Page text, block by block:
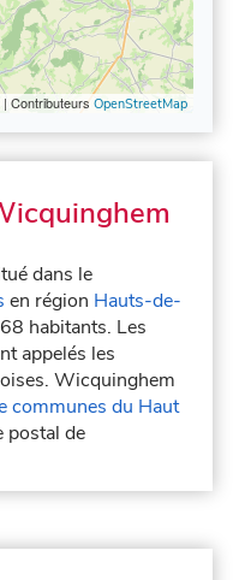
| Contributeurs OpenStreetMap
dans le
en région Hauts-de-
habitants. Les
appelés les
Wicquinghem
communes du Haut
postal de